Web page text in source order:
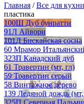
Главная /Все для кухни
пластика
100Ш Дуб бунратти
91Л Айвори
101Д Бискайская сосна
60 Мрамор
323П Канадский дуб
61 Травертин (мт, гл)
59 Травертин серый
58 Винтажное дерево
139 Ледяной дождь (мт,
325П Северная